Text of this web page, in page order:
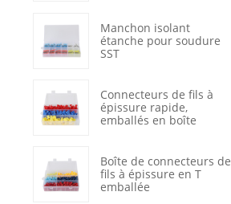
Manchon isolant
étanche pour soudure
SST
Connecteurs de fils à
épissure rapide,
emballés en boîte
Boîte de connecteurs de
fils à épissure en T
emballée